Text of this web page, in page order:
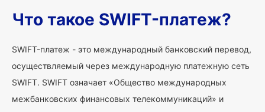
Что такое SWIFT-платеж?
SWIFT-платеж - это международный банковский перевод,
осуществляемый через международную платежную сеть
SWIFT. SWIFT означает «Общество международных
межбанковских финансовых телекоммуникаций» и